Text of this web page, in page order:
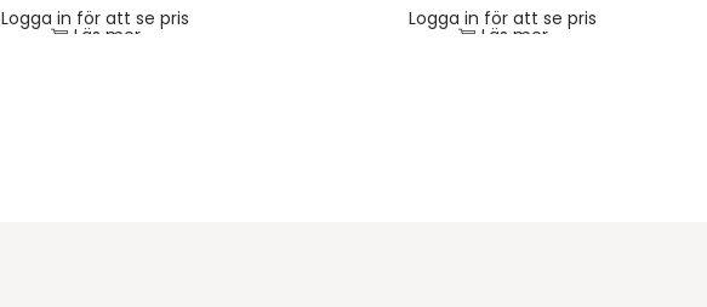
Logga in för att se pris
Läs mer
Logga in för att se pris
Läs mer